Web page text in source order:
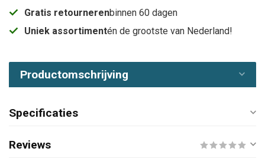
Gratis retournerenbinnen 60 dagen
Uniek assortimentén de grootste van Nederland!
Productomschrijving
Specificaties
Reviews